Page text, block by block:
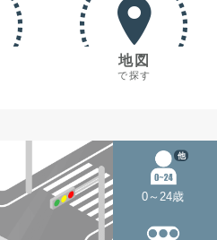
地図
で探す
0～24歳
他